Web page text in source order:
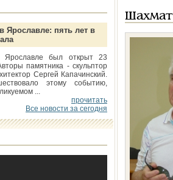
Ярославле: пять лет в
Ярославле был открыт 23
памятника - скульптор
Сергей Капачинский.
этому событию,
...
прочитать
Все новости за сегодня